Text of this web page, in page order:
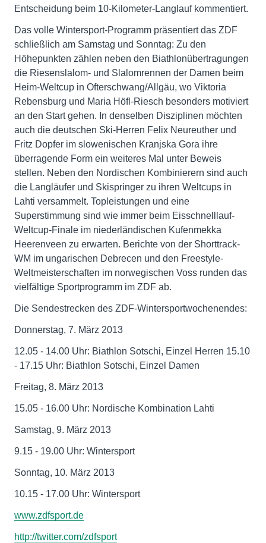
Entscheidung beim 10-Kilometer-Langlauf kommentiert.
Das volle Wintersport-Programm präsentiert das ZDF
schließlich am Samstag und Sonntag: Zu den
Höhepunkten zählen neben den Biathlonübertragungen
die Riesenslalom- und Slalomrennen der Damen beim
Heim-Weltcup in Ofterschwang/Allgäu, wo Viktoria
Rebensburg und Maria Höfl-Riesch besonders motiviert
an den Start gehen. In denselben Disziplinen möchten
auch die deutschen Ski-Herren Felix Neureuther und
Fritz Dopfer im slowenischen Kranjska Gora ihre
überragende Form ein weiteres Mal unter Beweis
stellen. Neben den Nordischen Kombinierern sind auch
die Langläufer und Skispringer zu ihren Weltcups in
Lahti versammelt. Topleistungen und eine
Superstimmung sind wie immer beim Eisschnelllauf-
Weltcup-Finale im niederländischen Kufenmekka
Heerenveen zu erwarten. Berichte von der Shorttrack-
WM im ungarischen Debrecen und den Freestyle-
Weltmeisterschaften im norwegischen Voss runden das
vielfältige Sportprogramm im ZDF ab.
Die Sendestrecken des ZDF-Wintersportwochenendes:
Donnerstag, 7. März 2013
12.05 - 14.00 Uhr: Biathlon Sotschi, Einzel Herren 15.10
- 17.15 Uhr: Biathlon Sotschi, Einzel Damen
Freitag, 8. März 2013
15.05 - 16.00 Uhr: Nordische Kombination Lahti
Samstag, 9. März 2013
9.15 - 19.00 Uhr: Wintersport
Sonntag, 10. März 2013
10.15 - 17.00 Uhr: Wintersport
www.zdfsport.de
http://twitter.com/zdfsport